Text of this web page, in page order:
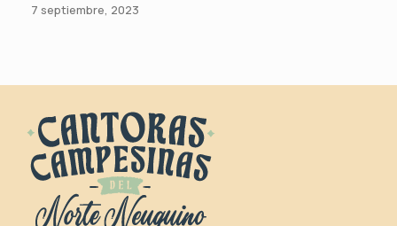
7 septiembre, 2023